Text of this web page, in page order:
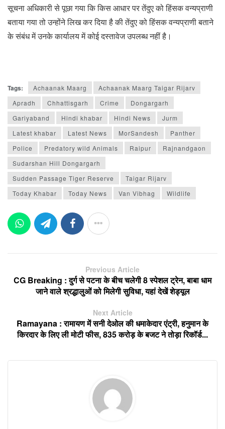
सूचना अधिकारी से पूछा गया कि किस आधार पर तेंदुए को हिंसक वन्यप्राणी
बताया गया तो उन्होंने लिख कर दिया है की तेंदुए को हिंसक वन्यप्राणी बताने
के संबंध में उनके कार्यालय में कोई दस्तावेज उपलब्ध नहीं है।
Tags: Achaanak Maarg
Achaanak Maarg Taigar Rijarv
Apradh
Chhattisgarh Crime
Dongargarh
Gariyaband
Hindi khabar Hindi News
Jurm
Latest khabar
Latest News MorSandesh
Panther
Police
Predatory wild Animals Raipur
Rajnandgaon
Sudarshan Hill Dongargarh
Sudden Passage Tiger Reserve
Taigar Rijarv
Today Khabar
Today News Van Vibhag Wildlife
Previous Article
CG Breaking : दुर्ग से पटना के बीच चलेगी 8 स्पेशल ट्रेन, बाबा धाम
जाने वाले श्रद्धालुओं को मिलेगी सुविधा, यहां देखें शेड्यूल
Next Article
Ramayana : रामायण में सनी देओल की धमाकेदार एंट्री, हनुमान के
किरदार के लिए ली मोटी फीस, 835 करोड़ के बजट ने तोड़ा रिकॉर्ड...